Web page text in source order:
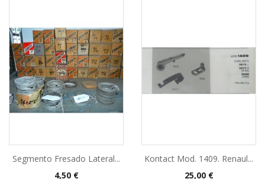
Segmento Fresado Lateral...
Precio
4,50 €
Kontact Mod. 1409. Renaul...
Precio
25,00 €